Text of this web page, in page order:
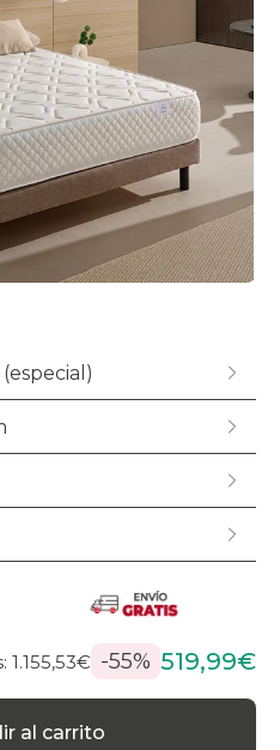
1.155,53€ -55% 519,99€
al carrito